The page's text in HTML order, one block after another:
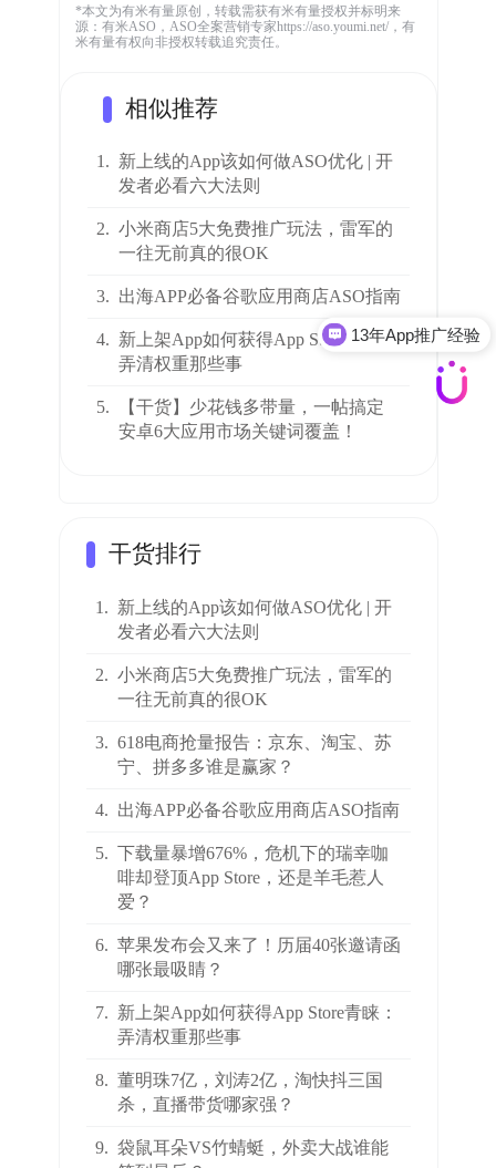
*本文为有米有量原创，转载需获有米有量授权并标明来
源：有米ASO，ASO全案营销专家https://aso.youmi.net/，有
米有量有权向非授权转载追究责任。
相似推荐
1. 新上线的App该如何做ASO优化 | 开
发者必看六大法则
2. 小米商店5大免费推广玩法，雷军的
一往无前真的很OK
3. 出海APP必备谷歌应用商店ASO指南
4. 新上架App如何获得App Store青睐：
弄清权重那些事
5.
【干货】少花钱多带量，一帖搞定
安卓6大应用市场关键词覆盖！
干货排行
1. 新上线的App该如何做ASO优化 | 开
发者必看六大法则
2. 小米商店5大免费推广玩法，雷军的
一往无前真的很OK
3. 618电商抢量报告：京东、淘宝、苏
宁、拼多多谁是赢家？
4. 出海APP必备谷歌应用商店ASO指南
5. 下载量暴增676%，危机下的瑞幸咖
啡却登顶App Store，还是羊毛惹人
爱？
6. 苹果发布会又来了！历届40张邀请函
哪张最吸睛？
7. 新上架App如何获得App Store青睐：
弄清权重那些事
8. 董明珠7亿，刘涛2亿，淘快抖三国
杀，直播带货哪家强？
9. 袋鼠耳朵VS竹蜻蜓，外卖大战谁能
13年App推广经验